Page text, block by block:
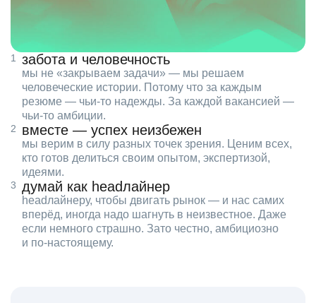
забота и человечность
мы не «закрываем задачи» — мы решаем
человеческие истории. Потому что за каждым
резюме — чьи‑то надежды. За каждой вакансией —
чьи‑то амбиции.
вместе — успех неизбежен
мы верим в силу разных точек зрения. Ценим всех,
кто готов делиться своим опытом, экспертизой,
идеями.
думай как headлайнер
headлайнеру, чтобы двигать рынок — и нас самих
вперёд, иногда надо шагнуть в неизвестное. Даже
если немного страшно. Зато честно, амбициозно
и по‑настоящему.